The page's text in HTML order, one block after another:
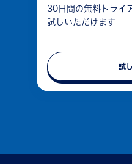
30日間の無料トライ
試しいただけます
試